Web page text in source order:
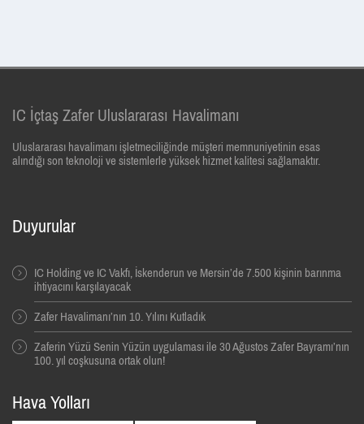
IC İçtaş Zafer Uluslararası Havalimanı
Uluslararası havalimanı işletmeciliğinde müşteri memnuniyetinin esas
alındığı son teknoloji ve sistemlerle yüksek hizmet kalitesi sağlamaktır.
Duyurular
IC Holding ve IC Vakfı, İskenderun ve Mersin’de 7.500 kişinin barınma
ihtiyacını karşılayacak
Zafer Havalimanı’nın 10. Yılını Kutladık
Zaferin Yüzü Senin Yüzün uygulaması ile 30 Ağustos Zafer Bayramı’nın
100. yıl coşkusuna ortak olun!
Hava Yolları